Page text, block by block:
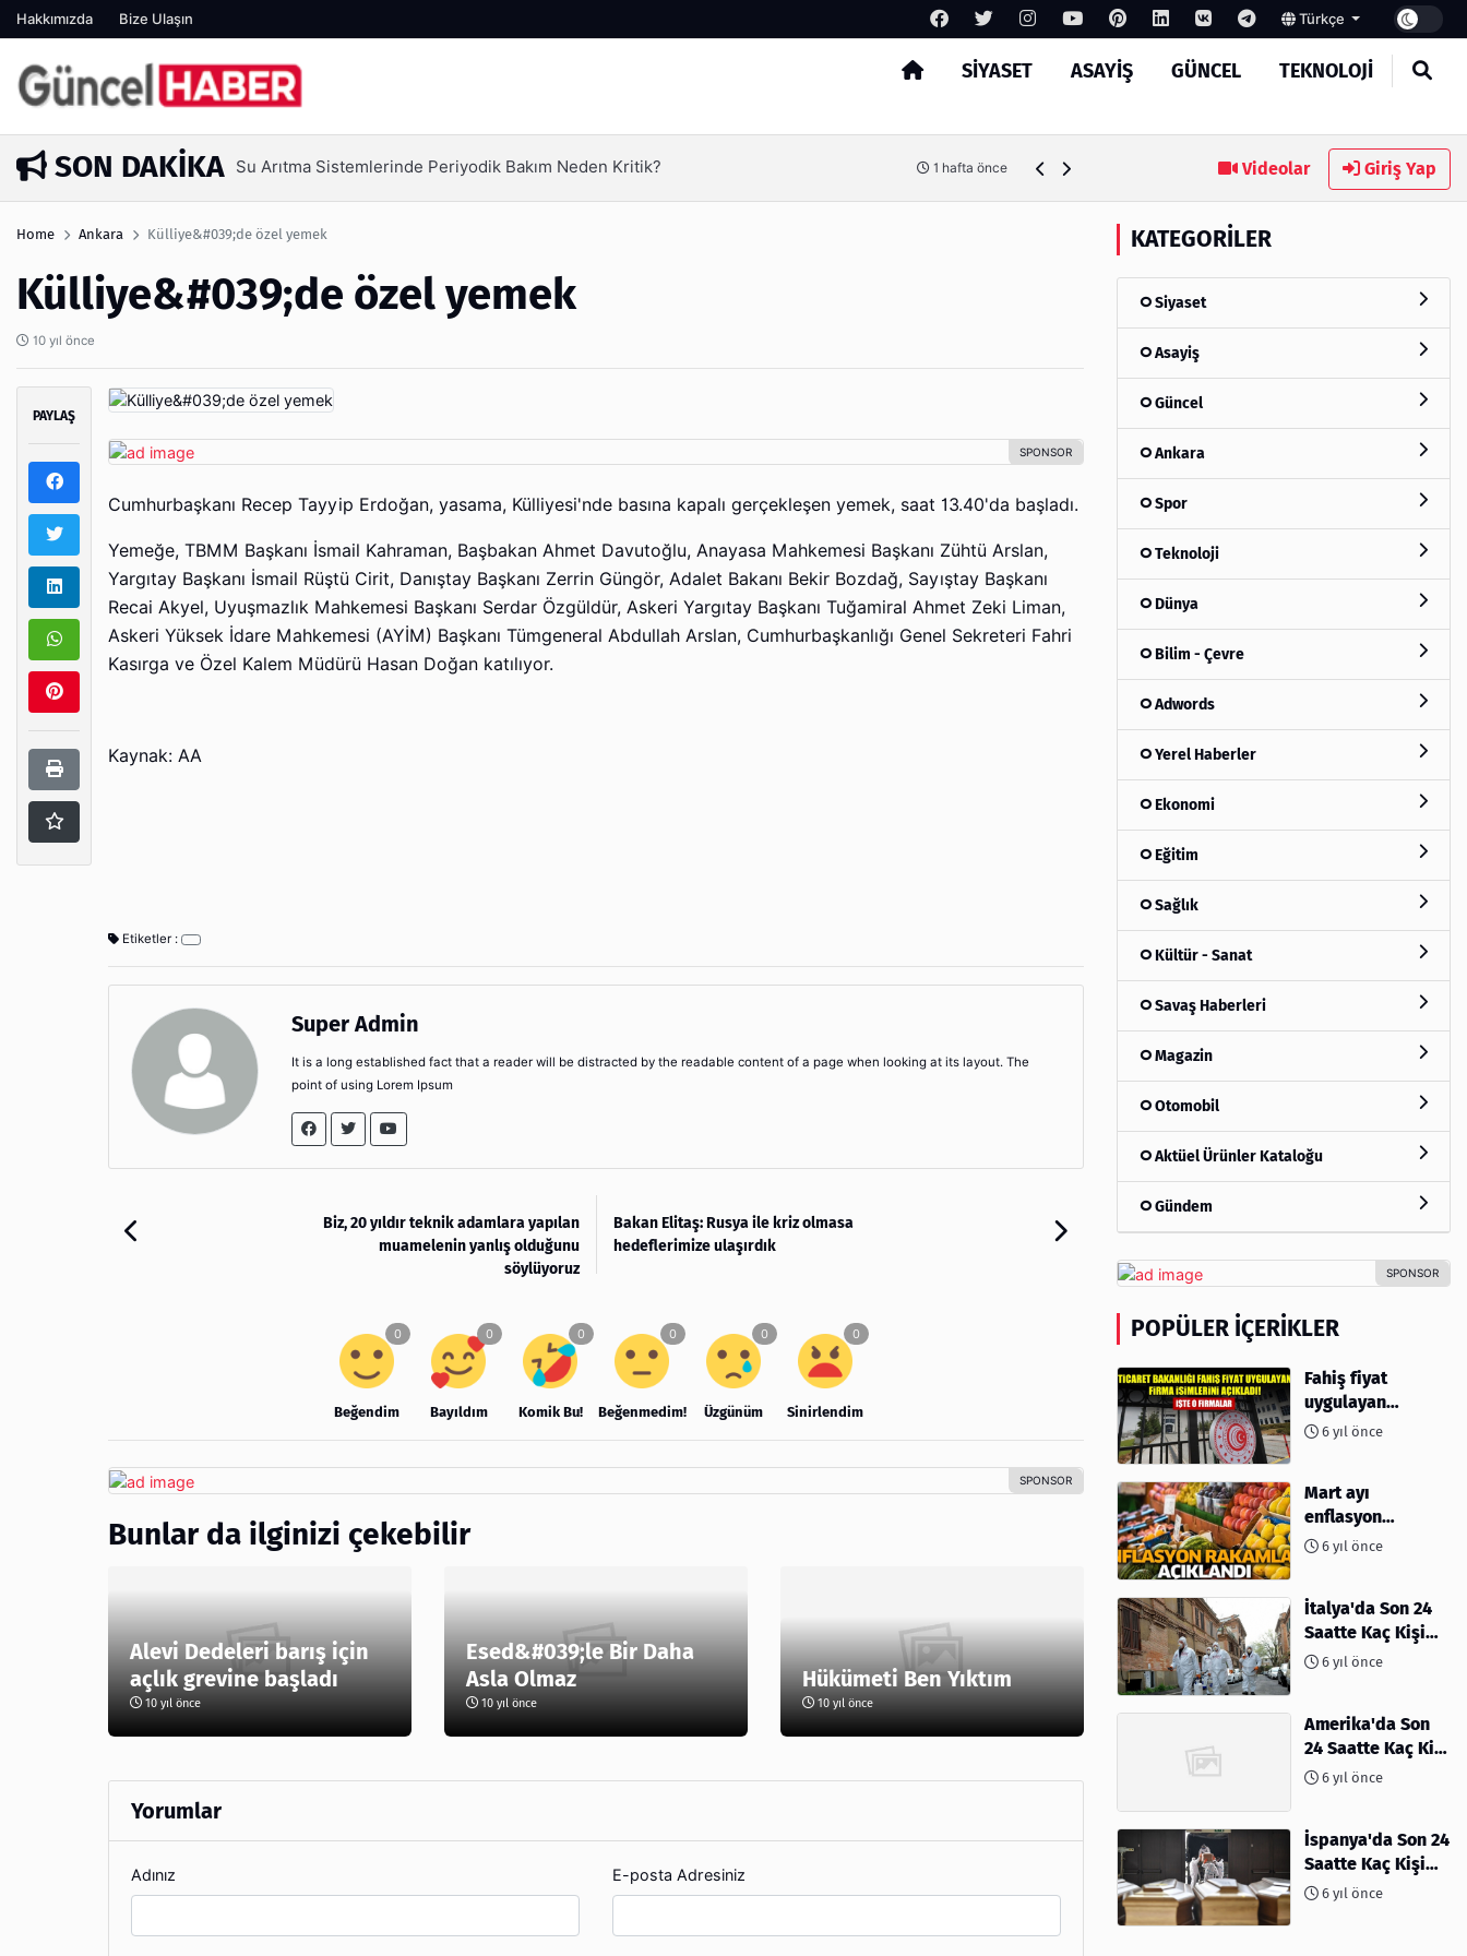
Hakkımızda Bize Ulaşın Türkçe
SIYASET ASAYIŞ GÜNCEL TEKNOLOJI
Arama
SON DAKIKA
6 gün önce Su Arıtma Sistemlerinde Periyodik Bakım Neden Kritik? 1 hafta önce Ambalaj Süreçlerinde Yeni Nesil Verimliliği Olimpack ile
Videolar Giriş Yap
Home Ankara Külliye&#039;de özel yemek
Külliye&#039;de özel yemek
10 yıl önce
PAYLAŞ
Cumhurbaşkanı Recep Tayyip Erdoğan, yasama, Külliyesi'nde basına kapalı gerçekleşen yemek, saat 13.40'da başladı.
Yemeğe, TBMM Başkanı İsmail Kahraman, Başbakan Ahmet Davutoğlu, Anayasa Mahkemesi Başkanı Zühtü Arslan,
Yargıtay Başkanı İsmail Rüştü Cirit, Danıştay Başkanı Zerrin Güngör, Adalet Bakanı Bekir Bozdağ, Sayıştay Başkanı
Recai Akyel, Uyuşmazlık Mahkemesi Başkanı Serdar Özgüldür, Askeri Yargıtay Başkanı Tuğamiral Ahmet Zeki Liman,
Askeri Yüksek İdare Mahkemesi (AYİM) Başkanı Tümgeneral Abdullah Arslan, Cumhurbaşkanlığı Genel Sekreteri Fahri
Kasırga ve Özel Kalem Müdürü Hasan Doğan katılıyor.
Kaynak: AA
Etiketler :
Super Admin
It is a long established fact that a reader will be distracted by the readable content of a page when looking at its layout. The
point of using Lorem Ipsum
Biz, 20 yıldır teknik adamlara yapılan
muamelenin yanlış olduğunu
söylüyoruz
Bakan Elitaş: Rusya ile kriz olmasa
hedeflerimize ulaşırdık
Beğendim Bayıldım Komik Bu! Beğenmedim! Üzgünüm Sinirlendim
Bunlar da ilginizi çekebilir
Alevi Dedeleri barış için
açlık grevine başladı
10 yıl önce
Esed&#039;le Bir Daha
Asla Olmaz
10 yıl önce
Hükümeti Ben Yıktım
10 yıl önce
Yorumlar
Adınız E-posta Adresiniz
KATEGORILER
Siyaset
Asayiş
Güncel
Ankara
Spor
Teknoloji
Dünya
Bilim - Çevre
Adwords
Yerel Haberler
Ekonomi
Eğitim
Sağlık
Kültür - Sanat
Savaş Haberleri
Magazin
Otomobil
Aktüel Ürünler Kataloğu
Gündem
POPÜLER İÇERIKLER
Fahiş fiyat
uygulayan
firmalar açıklandı
6 yıl önce
Mart ayı
enflasyon
rakamları
6 yıl önce
İtalya'da Son 24
Saatte Kaç Kişi
Öldü6 yıl önce
Amerika'da Son
24 Saatte Kaç Kişi
Öldü - 06 Nisan
6 yıl önce
İspanya'da Son 24
Saatte Kaç Kişi
Öldü6 yıl önce